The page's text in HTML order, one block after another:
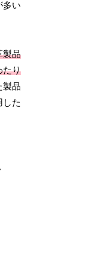
多い
製品
たり
製品
した